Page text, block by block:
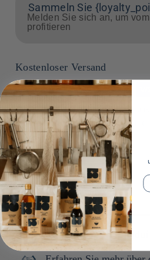
Sammeln Sie
Melden Sie sich an, um
profitieren
Kostenloser Versand
Zahlungsmethoden
*ab 50 € an einer Abholstelle in
Hauszustellung in Frankreich ab 90 €
Europa
Plus de détails sur ce produit